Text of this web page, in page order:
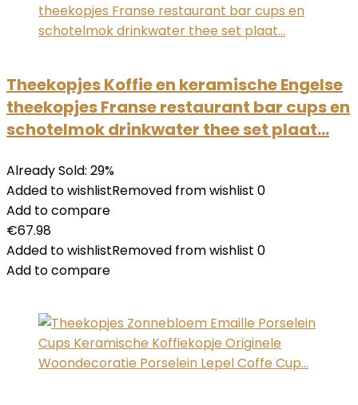
Theekopjes Koffie en keramische Engelse
theekopjes Franse restaurant bar cups en
schotelmok drinkwater thee set plaat…
Already Sold: 29%
Added to wishlistRemoved from wishlist 0
Add to compare
€67.98
Added to wishlistRemoved from wishlist 0
Add to compare